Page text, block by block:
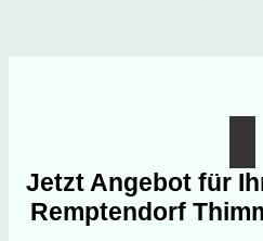
Jetzt Angebot für
Remptendorf